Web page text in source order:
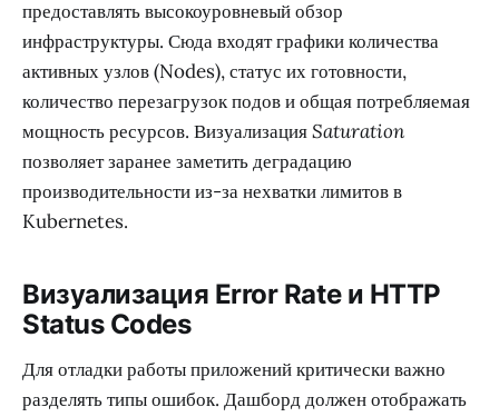
предоставлять высокоуровневый обзор
инфраструктуры. Сюда входят графики количества
активных узлов (Nodes), статус их готовности,
количество перезагрузок подов и общая потребляемая
мощность ресурсов. ВизуализацияSaturation
позволяет заранее заметить деградацию
производительности из-за нехватки лимитов в
Kubernetes.
Визуализация Error Rate и HTTP
Status Codes
Для отладки работы приложений критически важно
разделять типы ошибок. Дашборд должен отображать